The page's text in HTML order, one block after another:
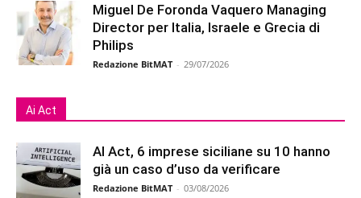
Miguel De Foronda Vaquero Managing
Director per Italia, Israele e Grecia di
Philips
Redazione BitMAT - 29/07/2026
Ai Act
AI Act, 6 imprese siciliane su 10 hanno
già un caso d’uso da verificare
Redazione BitMAT - 03/08/2026